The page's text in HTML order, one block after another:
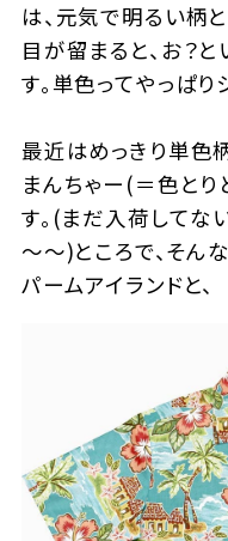
は、元気で明るい柄
目が留まると、お？
す。単色ってやっぱり
最近はめっきり単色
まんちゃー(＝色とり
す。(まだ入荷して
～～)ところで、そん
パームアイランドと、